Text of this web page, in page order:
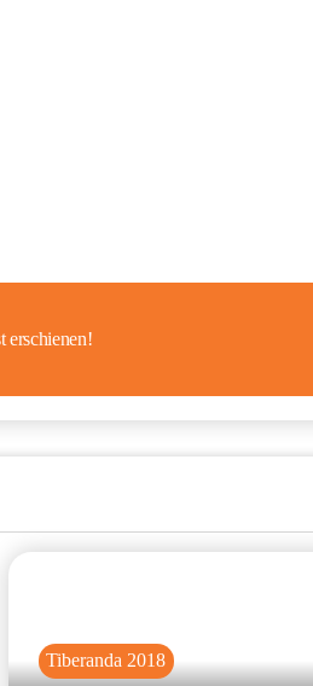
erschienen!
Tiberanda 2018